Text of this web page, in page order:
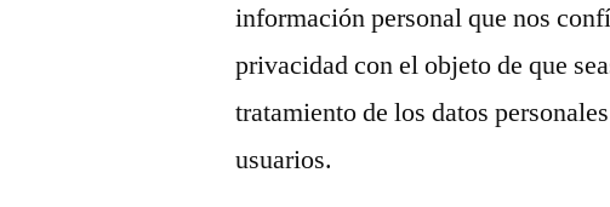
información personal que nos
privacidad con el objeto de que
tratamiento de los datos
usuarios.